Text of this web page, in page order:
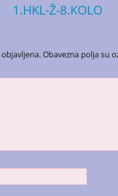
1.HKL-Ž-8.KOLO
Obavezna polja su